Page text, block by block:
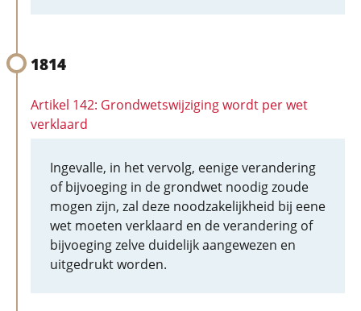
1814
Artikel 142: Grondwetswijziging wordt per wet
verklaard
Ingevalle, in het vervolg, eenige verandering
of bijvoeging in de grondwet noodig zoude
mogen zijn, zal deze noodzakelijkheid bij eene
wet moeten verklaard en de verandering of
bijvoeging zelve duidelijk aangewezen en
uitgedrukt worden.